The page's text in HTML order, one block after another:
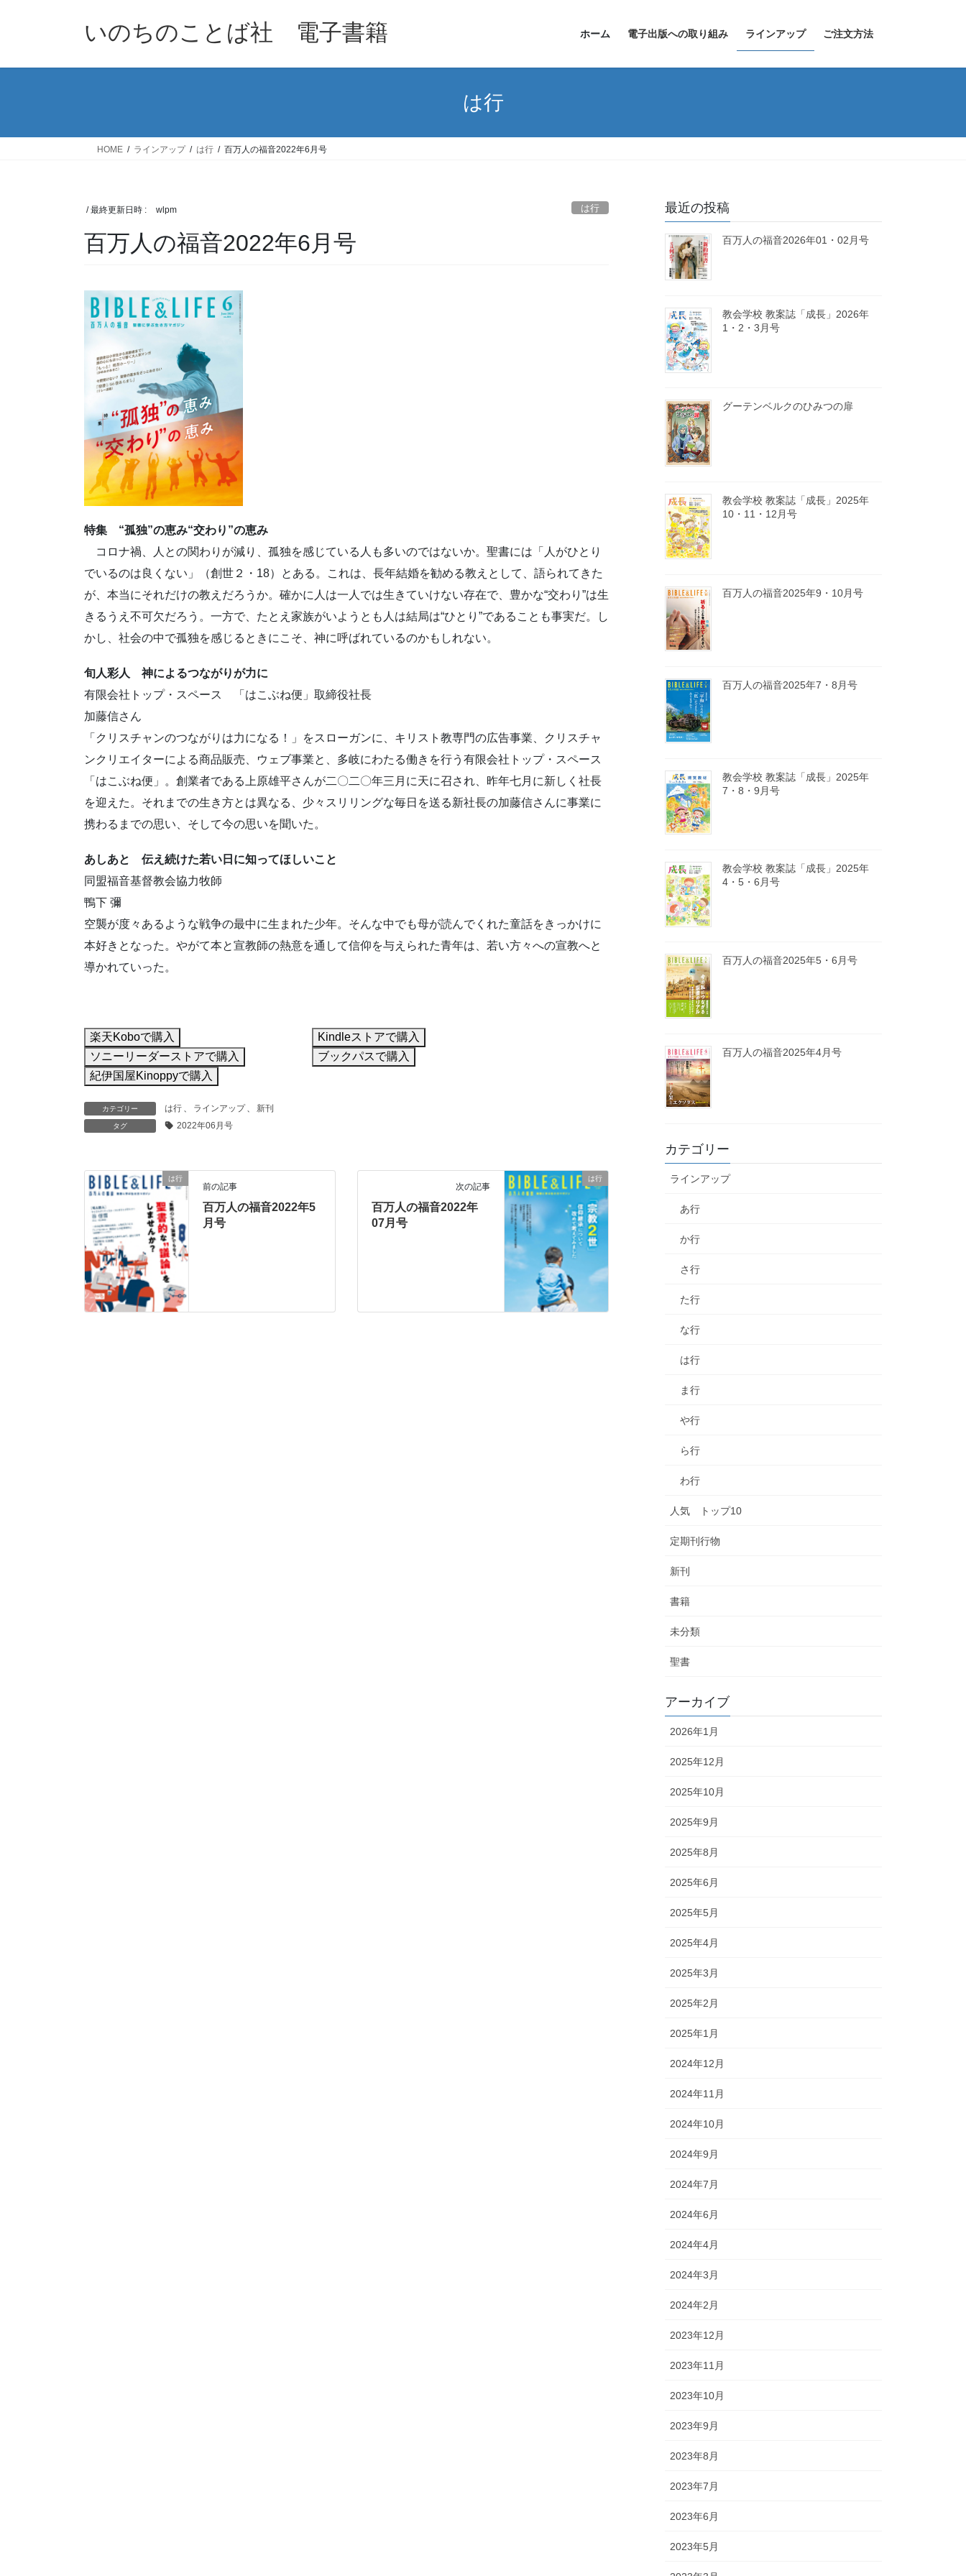
いのちのことば社 電子書籍 ホーム 電子出版への取り組み ラインアップ ご注文方法
は行
HOME ラインアップ は行 百万人の福音2022年6月号
/ 最終更新日時 : wlpm は行
百万人の福音2022年6月号
特集 “孤独”の恵み“交わり”の恵み
コロナ禍、人との関わりが減り、孤独を感じている人も多いのではないか。聖書には「人がひとり
でいるのは良くない」（創世２・18）とある。これは、長年結婚を勧める教えとして、語られてきた
が、本当にそれだけの教えだろうか。確かに人は一人では生きていけない存在で、豊かな“交わり”は生
きるうえ不可欠だろう。一方で、たとえ家族がいようとも人は結局は“ひとり”であることも事実だ。し
かし、社会の中で孤独を感じるときにこそ、神に呼ばれているのかもしれない。
旬人彩人 神によるつながりが力に
有限会社トップ・スペース 「はこぶね便」取締役社長
加藤信さん
「クリスチャンのつながりは力になる！」をスローガンに、キリスト教専門の広告事業、クリスチャ
ンクリエイターによる商品販売、ウェブ事業と、多岐にわたる働きを行う有限会社トップ・スペース
「はこぶね便」。創業者である上原雄平さんが二〇二〇年三月に天に召され、昨年七月に新しく社長
を迎えた。それまでの生き方とは異なる、少々スリリングな毎日を送る新社長の加藤信さんに事業に
携わるまでの思い、そして今の思いを聞いた。
あしあと 伝え続けた若い日に知ってほしいこと
同盟福音基督教会協力牧師
鴨下 彌
空襲が度々あるような戦争の最中に生まれた少年。そんな中でも母が読んでくれた童話をきっかけに
本好きとなった。やがて本と宣教師の熱意を通して信仰を与えられた青年は、若い方々への宣教へと
導かれていった。
楽天Koboで購入
Kindleストアで購入
ソニーリーダーストアで購入
ブックパスで購入
紀伊国屋Kinoppyで購入
カテゴリー は行 、 ラインアップ 、 新刊
タグ 2022年06月号
は行
前の記事
百万人の福音2022年5
月号
は行
次の記事
百万人の福音2022年
07月号
最近の投稿
百万人の福音2026年01・02月号
教会学校 教案誌「成長」2026年
1・2・3月号
グーテンベルクのひみつの扉
教会学校 教案誌「成長」2025年
10・11・12月号
百万人の福音2025年9・10月号
百万人の福音2025年7・8月号
教会学校 教案誌「成長」2025年
7・8・9月号
教会学校 教案誌「成長」2025年
4・5・6月号
百万人の福音2025年5・6月号
百万人の福音2025年4月号
カテゴリー
ラインアップ
あ行
か行
さ行
た行
な行
は行
ま行
や行
ら行
わ行
人気 トップ10
定期刊行物
新刊
書籍
未分類
聖書
アーカイブ
2026年1月
2025年12月
2025年10月
2025年9月
2025年8月
2025年6月
2025年5月
2025年4月
2025年3月
2025年2月
2025年1月
2024年12月
2024年11月
2024年10月
2024年9月
2024年7月
2024年6月
2024年4月
2024年3月
2024年2月
2023年12月
2023年11月
2023年10月
2023年9月
2023年8月
2023年7月
2023年6月
2023年5月